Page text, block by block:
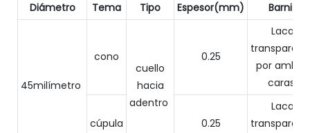
Diámetro Tema Tipo Espesor(mm) Barniz
45milímetro
cono
cuello
hacia
adentro
0.25
Laca
por ambas
caras.
cúpula 0.25
Laca